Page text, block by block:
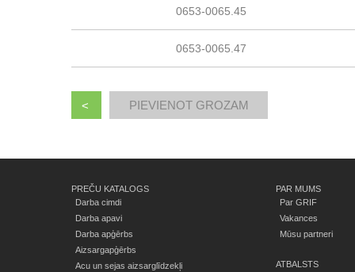
0653-0065.45
0653-0065.47
<
PREČU KATALOGS
Darba cimdi
Darba apavi
Darba apģērbs
Aizsargapģērbs
Acu un sejas aizsarglīdzekļi
PAR MUMS
Par GRIF
Vakances
Mūsu partneri
ATBALSTS